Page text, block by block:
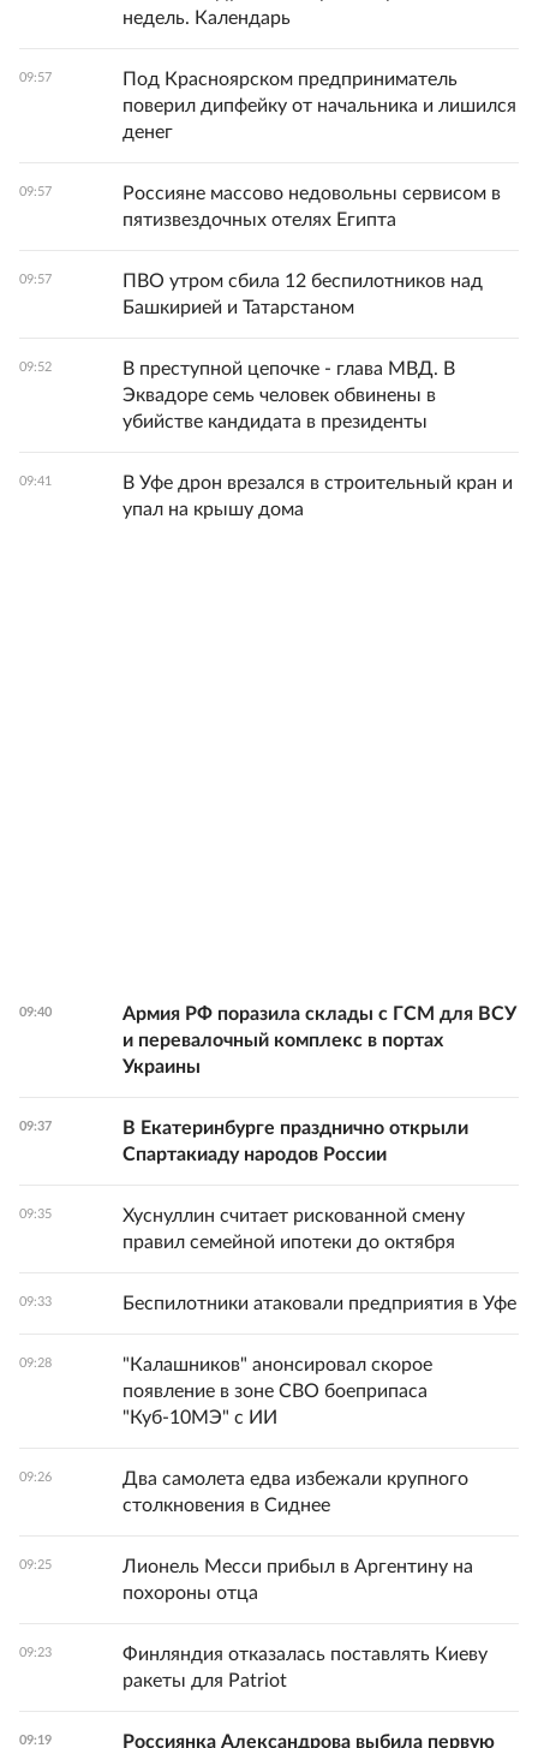
недель. Календарь
09:57
Под Красноярском предприниматель
поверил дипфейку от начальника и лишился
денег
09:57
Россияне массово недовольны сервисом в
пятизвездочных отелях Египта
09:57
ПВО утром сбила 12 беспилотников над
Башкирией и Татарстаном
09:52
В преступной цепочке - глава МВД. В
Эквадоре семь человек обвинены в
убийстве кандидата в президенты
09:41
В Уфе дрон врезался в строительный кран и
упал на крышу дома
09:40
Армия РФ поразила склады с ГСМ для ВСУ
и перевалочный комплекс в портах
Украины
09:37
В Екатеринбурге празднично открыли
Спартакиаду народов России
09:35
Хуснуллин считает рискованной смену
правил семейной ипотеки до октября
09:33 Беспилотники атаковали предприятия в Уфе
09:28
"Калашников" анонсировал скорое
появление в зоне СВО боеприпаса
"Куб-10МЭ" с ИИ
09:26
Два самолета едва избежали крупного
столкновения в Сиднее
09:25
Лионель Месси прибыл в Аргентину на
похороны отца
09:23
Финляндия отказалась поставлять Киеву
ракеты для Patriot
09:19 Россиянка Александрова выбила первую